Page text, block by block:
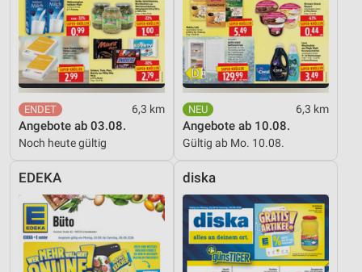
6,3 km
Angebote ab 03.08.
Noch heute gültig
6,3 km
Angebote ab 10.08.
Gültig ab Mo. 10.08.
EDEKA diska